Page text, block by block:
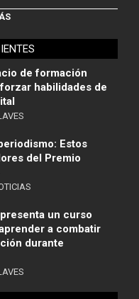
de formación
habilidades de
Estos
del Premio
un curso
a combatir
durante